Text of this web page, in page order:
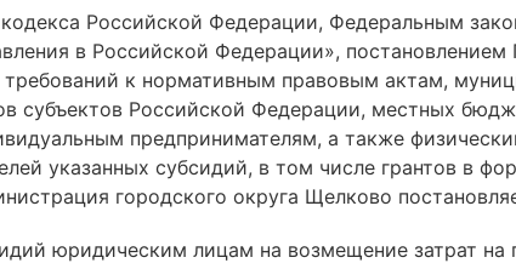
Российской Федерации, Федеральным
в Российской Федерации»,
к нормативным правовым актам,
субъектов Российской Федерации, местных
предпринимателям, а также
указанных субсидий, в том числе грантов в
городского округа Щелково
юридическим лицам на возмещение затрат на